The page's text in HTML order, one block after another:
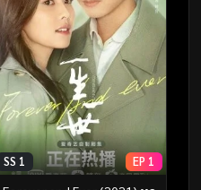
SS 1 EP 1